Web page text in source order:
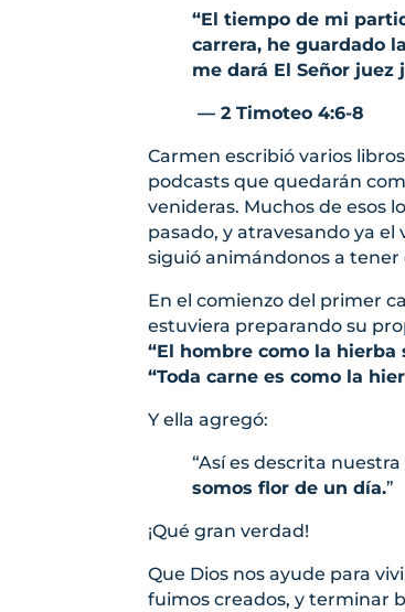
“El tiempo de mi
carrera, he guardado
me dará El Señor juez
— 2 Timoteo 4:6-8
Carmen escribió varios
podcasts que quedarán
venideras. Muchos de esos
pasado, y atravesando ya
siguió animándonos a tener
En el comienzo del primer
estuviera preparando su
“El hombre como la
“Toda carne es como la
Y ella agregó:
“Así es descrita
somos flor de un día.”
¡Qué gran verdad!
Que Dios nos ayude para
fuimos creados, y terminar